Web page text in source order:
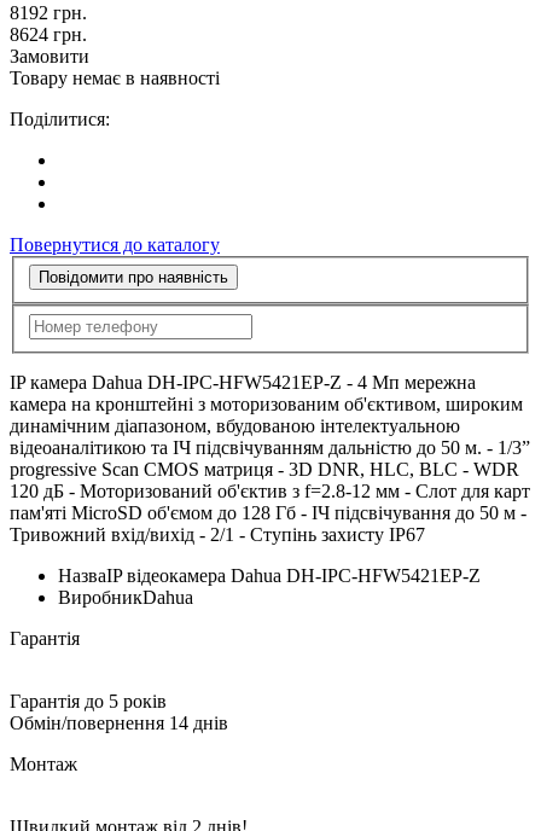
8192 грн.
8624 грн.
Замовити
Товару немає в наявності
Поділитися:
Повернутися до каталогу
Повідомити про наявність
IP камера Dahua DH-IPC-HFW5421EP-Z - 4 Мп мережна
камера на кронштейні з моторизованим об'єктивом, широким
динамічним діапазоном, вбудованою інтелектуальною
відеоаналітикою та ІЧ підсвічуванням дальністю до 50 м. - 1/3”
progressive Scan CMOS матриця - 3D DNR, HLC, BLC - WDR
120 дБ - Моторизований об'єктив з f=2.8-12 мм - Слот для карт
пам'яті MicroSD об'ємом до 128 Гб - ІЧ підсвічування до 50 м -
Тривожний вхід/вихід - 2/1 - Ступінь захисту IP67
НазваIP відеокамера Dahua DH-IPC-HFW5421EP-Z
ВиробникDahua
Гарантія
Гарантія до 5 років
Обмін/повернення 14 днів
Монтаж
Швидкий монтаж від 2 днів!